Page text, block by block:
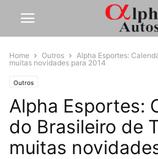
Home Outros
Alpha Esportes:
muitas novidades para 2014
Outros
Alpha Esportes:
do Brasileiro de
muitas